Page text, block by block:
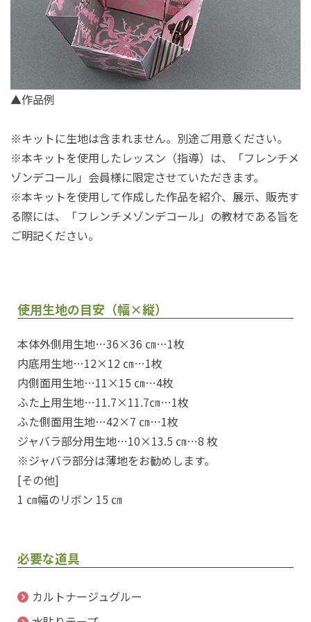
▲作品例
※キットに生地は含まれません。別途ご用意ください。
※本キットを使用したレッスン（指導）は、「フレンチメ
ゾンデコール」会員様に限定させていただきます。
※本キットを使用して作成した作品を紹介、展示、販売す
る際には、「フレンチメゾンデコール」の教材である旨を
ご明記ください。
使用生地の目安（幅×縦）
本体外側用生地…36×36 ㎝…1枚
内底用生地…12×12 ㎝…1枚
内側面用生地…11×15 ㎝…4枚
ふた上用生地…11.7×11.7㎝…1枚
ふた側面用生地…42×7 ㎝…1枚
ジャバラ部分用生地…10×13.5 ㎝…8 枚
※ジャバラ部分は薄地をお勧めします。
[その他]
1 ㎝幅のリボン 15 ㎝
必要な道具
カルトナージュグルー